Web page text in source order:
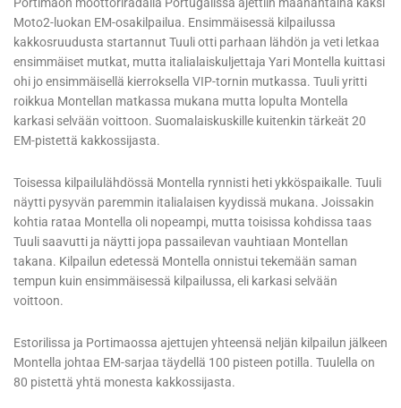
Moto2-luokan EM-osakilpailua. Ensimmäisessä kilpailussa
kakkosruudusta startannut Tuuli otti parhaan lähdön ja veti letkaa
ensimmäiset mutkat, mutta italialaiskuljettaja Yari Montella kuittasi
ohi jo ensimmäisellä kierroksella VIP-tornin mutkassa. Tuuli yritti
roikkua Montellan matkassa mukana mutta lopulta Montella
karkasi selvään voittoon. Suomalaiskuskille kuitenkin tärkeät 20
EM-pistettä kakkossijasta.
Toisessa kilpailulähdössä Montella rynnisti heti ykköspaikalle. Tuuli
näytti pysyvän paremmin italialaisen kyydissä mukana. Joissakin
kohtia rataa Montella oli nopeampi, mutta toisissa kohdissa taas
Tuuli saavutti ja näytti jopa passailevan vauhtiaan Montellan
takana. Kilpailun edetessä Montella onnistui tekemään saman
tempun kuin ensimmäisessä kilpailussa, eli karkasi selvään
voittoon.
Estorilissa ja Portimaossa ajettujen yhteensä neljän kilpailun jälkeen
Montella johtaa EM-sarjaa täydellä 100 pisteen potilla. Tuulella on
80 pistettä yhtä monesta kakkossijasta.